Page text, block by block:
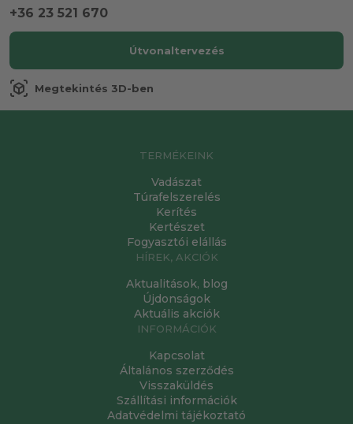
+36 23 521 670
Útvonaltervezés
view_in_ar Megtekintés 3D-ben
TERMÉKEINK
Vadászat
Túrafelszerelés
Kerítés
Kertészet
Fogyasztói elállás
HÍREK, AKCIÓK
Aktualitások, blog
Újdonságok
Aktuális akciók
INFORMÁCIÓK
Kapcsolat
Általános szerződés
Visszaküldés
Szállítási információk
Adatvédelmi tájékoztató